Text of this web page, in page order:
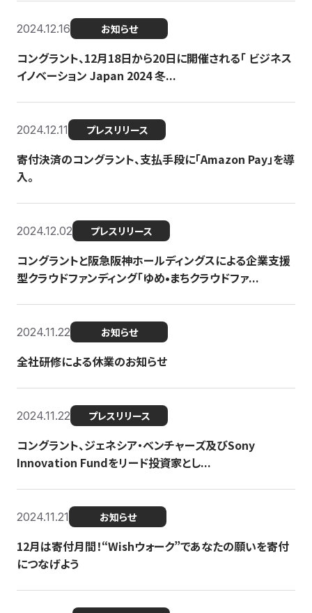
2024.12.16 お知らせ
コングラント、12月18日から20日に開催される「 ビジネス
イノベーション Japan 2024 冬...
2024.12.11 プレスリリース
寄付決済のコングラント、支払手段に「Amazon Pay」を導
入。
2024.12.02 プレスリリース
コングラントと阪急阪神ホールディングスによる企業支援
型クラウドファンディング「ゆめ•まちクラウドファ...
2024.11.22 お知らせ
全社研修による休業のお知らせ
2024.11.22 プレスリリース
コングラント、ジェネシア・ベンチャーズ及びSony
Innovation Fundをリード投資家とし...
2024.11.21 お知らせ
12月は寄付月間！“Wishウォーク”であなたの願いを寄付
につなげよう